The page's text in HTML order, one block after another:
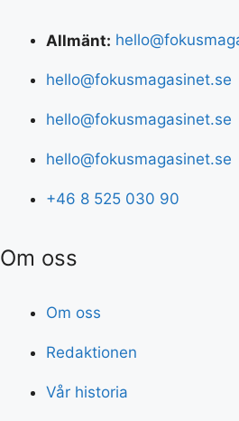
Allmänt:
hello@fokusmagasinet.se
hello@fokusmagasinet.se
hello@fokusmagasinet.se
+46 8 525 030 90
Om oss
Om oss
Redaktionen
Vår historia